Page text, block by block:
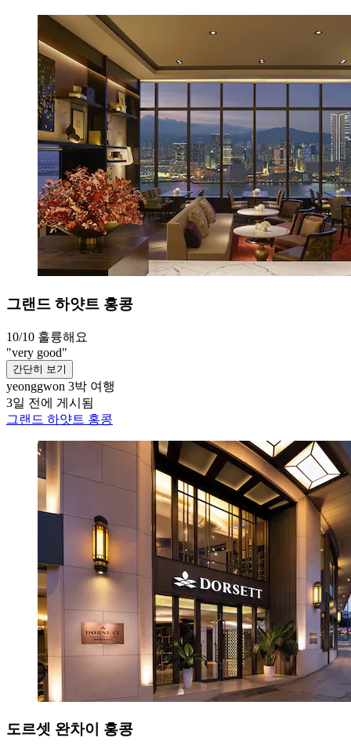
그랜드 하얏트 홍콩
10/10 훌륭해요
"very good"
간단히 보기
yeonggwon 3박 여행
3일 전에 게시됨
그랜드 하얏트 홍콩
도르셋 완차이 홍콩